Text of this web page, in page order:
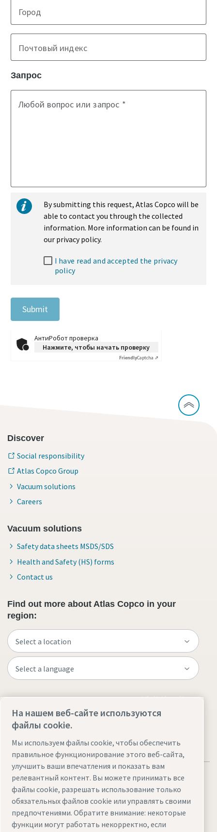
Город
Почтовый индекс
Запрос
Любой вопрос или запрос
By submitting this request, Atlas Copco will be
able to contact you through the collected
information. More information can be found in
our privacy policy.
I have read and accepted the privacy
policy
Submit
АнтиРобот проверка
Нажмите, чтобы начать проверку
FriendlyCaptcha ⇗
Discover
Social responsibility
Atlas Copco Group
Vacuum solutions
Careers
Vacuum solutions
Safety data sheets MSDS/SDS
Health and Safety (HS) forms
Contact us
Find out more about Atlas Copco in your
region:
Visit the site
Legal & Privacy NoticesУправление файлами cookie
AccessibilitySitemap
На нашем веб-сайте используются
файлы cookie.
Мы используем файлы cookie, чтобы обеспечить
правильное функционирование этого веб-сайта,
улучшить ваши впечатления и показать вам
релевантный контент. Вы можете принимать все
файлы cookie, разрешать использование только
обязательных файлов cookie или управлять своими
предпочтениями. Обратите внимание: некоторые
функции могут работать некорректно, если